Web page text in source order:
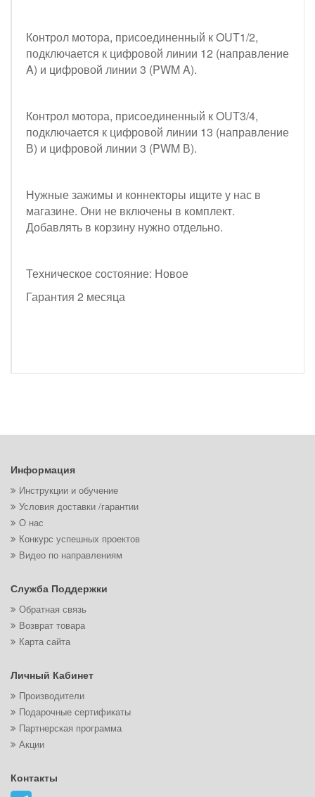
Контрол мотора, присоединенный к OUT1/2,
подключается к цифровой линии 12 (направление
A) и цифровой линии 3 (PWM A).
Контрол мотора, присоединенный к OUT3/4,
подключается к цифровой линии 13 (направление
В) и цифровой линии 3 (PWM В).
Нужные зажимы и коннекторы ищите у нас в
магазине. Они не включены в комплект.
Добавлять в корзину нужно отдельно.
Техническое состояние: Новое
Гарантия 2 месяца
Информация
Инструкции и обучение
Условия доставки /гарантии
О нас
Конкурс успешных проектов
Видео по направлениям
Служба Поддержки
Обратная связь
Возврат товара
Карта сайта
Личный Кабинет
Производители
Подарочные сертификаты
Партнерская программа
Акции
Контакты